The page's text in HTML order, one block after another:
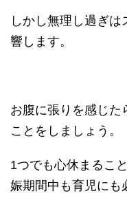
しかし無理し過ぎ
響します。
お腹に張りを感じた
ことをしましょう。
1つでも心休まるこ
娠期間中も育児にも